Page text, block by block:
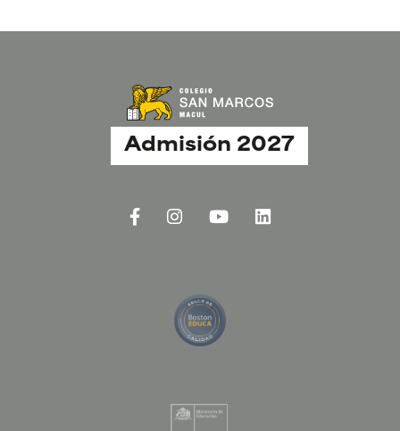
Admisión 2027